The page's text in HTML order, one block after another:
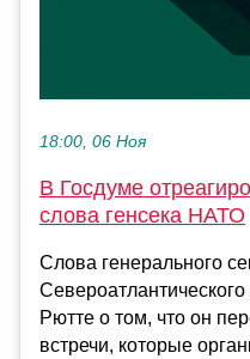
18:00, 06 Ноя
В Госдуме
слова генсека НАТО
Слова генерального
Рютте о том, что он
встречи, которые